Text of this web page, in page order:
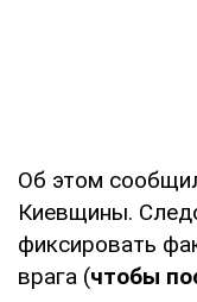
Об этом
Киевщины.
фиксировать
врага (чтобы